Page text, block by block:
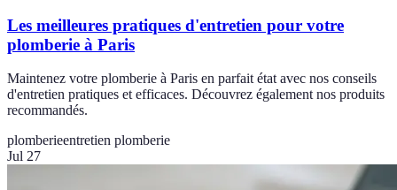
Les meilleures pratiques d'entretien pour votre
plomberie à Paris
Maintenez votre plomberie à Paris en parfait état avec nos conseils
d'entretien pratiques et efficaces. Découvrez également nos produits
recommandés.
plomberieentretien plomberie
Jul 27